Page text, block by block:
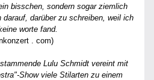
bisschen, sondern sogar ziemlich
darüber zu schreiben, weil ich
worte fand.
. com)
Lulu Schmidt vereint mit
Show viele Stilarten zu einem